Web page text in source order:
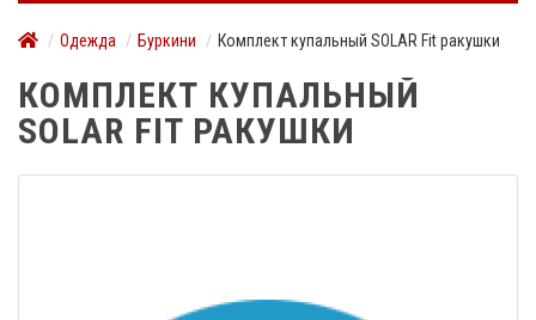
Одежда Буркини Комплект купальный SOLAR Fit ракушки
КОМПЛЕКТ КУПАЛЬНЫЙ
SOLAR FIT РАКУШКИ